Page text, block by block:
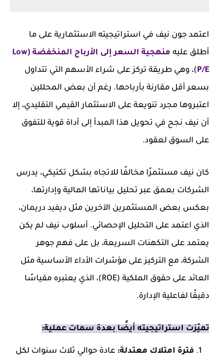
اعتمد جون نيف في استراتيجيته الاستثمارية على ما
أطلق عليه
منهجية السعر إلى الأرباح المنخفضة (Low
P/E)، وهي طريقة تركز على شراء الأسهم التي تتداول
بسعر أقل مقارنة بأرباحها. رغم أن بعض المحللين
اعتبروها مجرد تنويعة على الاستثمار القيمي التقليدي، إلا
أن نيف نجح في تحويل هذا المبدأ إلى أداة قوية للتفوق
على السوق لعقود.
كان نيف مستثمرًا مخالفًا للاتجاه بشكل تكتيكي، يدرس
الشركات بعمق عبر تحليل بياناتها المالية وإدارتها،
بعكس بعض المستثمرين الآخرين مثل ديفيد دريمان،
الذي اعتمد على التحليل الإحصائي. أسلوب نيف لم يكن
يعتمد على التكهنات السريعة، بل على فهم جوهر
الشركة، مع التركيز على مؤشرات الأداء الأساسية مثل
العائد على حقوق الملكية (ROE)، الذي يعتبره مقياسًا
دقيقًا لفاعلية الإدارة.
تميّزت استراتيجيته أيضًا بعدة سمات عملية:
فترة امتلاك معتدلة: عادة حوالي ثلاث سنوات لكل